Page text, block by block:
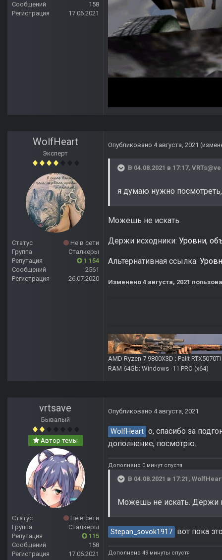
Сообщений
158
Регистрация
17.06.2021
WolfHeart
Эксперт
Статус
Не в сети
Группа
Сталкеры
Репутация
1 154
Сообщений
2561
Регистрация
26.07.2020
Опубликовано 4 августа, 2021
В 04.08.2021 в 17:17, VRTs@ve
я думаю нужно
Можешь не искать.
Держи исходники: Уровни,
Альтернативная ссылка:
Изменено 4 августа, 2021
AMD Ryzen 7 9800X3D ; Palit
RAM 64Gb; Windows -11 PRO (х64)
vrtsave
Бывалый
Автор темы
Статус
Не в сети
Группа
Сталкеры
Репутация
115
Сообщений
158
Регистрация
17.06.2021
Опубликовано 4 августа, 2021
WolfHeart о, спасибо за
дополнение, посмотрю.
Дополнено 0 минут спустя
В 04.08.2021 в 17:21,
Можешь не искать. Держи
Stepan_sovok1917 вот пока
Дополнено 49 минуты спустя